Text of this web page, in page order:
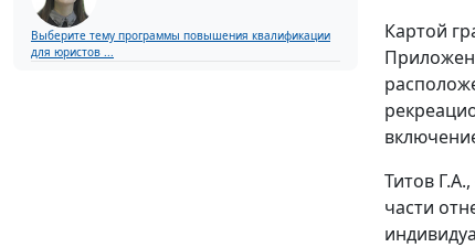
Выберите тему программы повышения квалификации
для юристов ...
Картой
Титов
части